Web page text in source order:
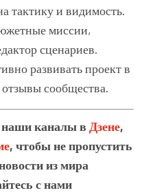
тактику и видимость.
миссии,
сценариев.
развивать проект в
сообщества.
наши каналы в Дзене,
, чтобы не пропустить
из мира
с нами